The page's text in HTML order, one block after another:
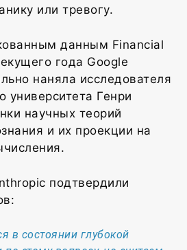
или тревогу.
данным Financial
года Google
наняла исследователя
университета Генри
научных теорий
и их проекции на
подтвердили
в состоянии глубокой